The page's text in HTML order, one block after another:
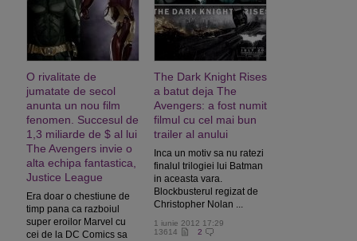
O rivalitate de
jumatate de secol
anunta un nou film
fenomen. Succesul de
1,3 miliarde de $ al lui
The Avengers invie o
alta echipa fantastica,
Justice League
Era doar o chestiune de
timp pana ca razboiul
super eroilor Marvel cu
cei de la DC Comics sa
The Dark Knight Rises
a batut deja The
Avengers: a fost numit
filmul cu cel mai bun
trailer al anului
Inca un motiv sa nu ratezi
finalul trilogiei lui Batman
in aceasta vara.
Blockbusterul regizat de
Christopher Nolan ...
1 iunie 2012 17:29
13614
2